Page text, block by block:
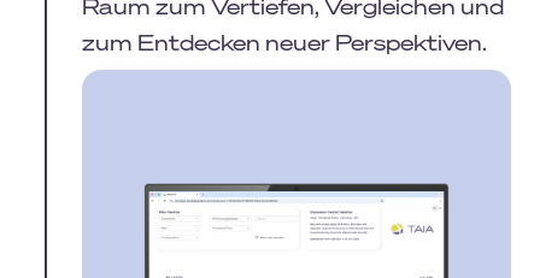
zum Entdecken neuer Perspektiven.